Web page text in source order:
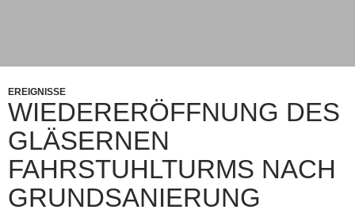
EREIGNISSE
WIEDERERÖFFNUNG DES
GLÄSERNEN
FAHRSTUHLTURMS NACH
GRUNDSANIERUNG